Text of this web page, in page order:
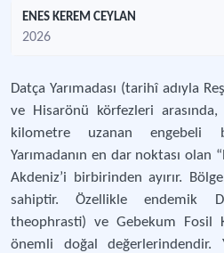
ENES KEREM CEYLAN
2026
Datça Yarımadası (tarihî adıyla
ve Hisarönü körfezleri
kilometre uzanan engebeli
Yarımadanın en dar noktası olan
Akdeniz’i birbirinden ayırır.
sahiptir. Özellikle endemik
theophrasti) ve Gebekum Fosil
önemli doğal değerlerindendir.